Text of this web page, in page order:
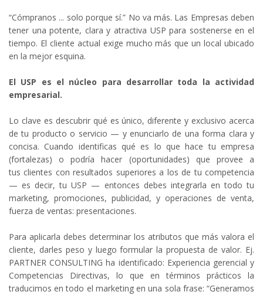
“Cómpranos ... solo porque sí.” No va más. Las Empresas deben
tener una potente, clara y atractiva USP para sostenerse en el
tiempo. El cliente actual exige mucho más que un local ubicado
en la mejor esquina.
El USP es el núcleo para desarrollar toda la actividad
empresarial.
Lo clave es descubrir qué es único, diferente y exclusivo acerca
de tu producto o servicio — y enunciarlo de una forma clara y
concisa. Cuando identificas qué es lo que hace tu empresa
(fortalezas) o podría hacer (oportunidades) que provee a
tus clientes con resultados superiores a los de tu competencia
— es decir, tu USP — entonces debes integrarla en todo tu
marketing, promociones, publicidad, y operaciones de venta,
fuerza de ventas: presentaciones.
Para aplicarla debes determinar los atributos que más valora el
cliente, darles peso y luego formular la propuesta de valor. Ej.
PARTNER CONSULTING ha identificado: Experiencia gerencial y
Competencias Directivas, lo que en términos prácticos la
traducimos en todo el marketing en una sola frase: “Generamos